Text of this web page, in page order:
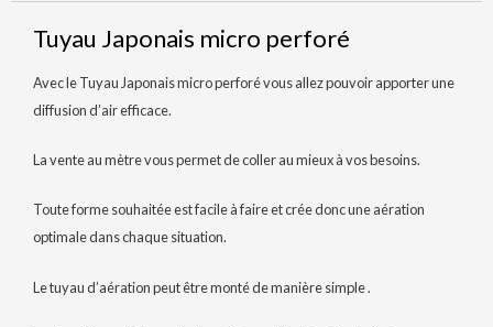
Tuyau Japonais micro perforé
Avec le Tuyau Japonais micro perforé vous allez pouvoir apporter une
diffusion d’air efficace.
La vente au mètre vous permet de coller au mieux à vos besoins.
Toute forme souhaitée est facile à faire et crée donc une aération
optimale dans chaque situation.
Le tuyau d’aération peut être monté de manière simple .